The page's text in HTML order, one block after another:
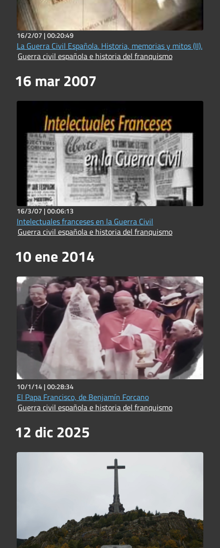
16/2/07 |00:20:49
La Guerra Civil Española. Historia, memorias y mitos (II).
Guerra civil española e historia del franquismo
16 mar 2007
16/3/07 |00:06:13
Intelectuales franceses en la Guerra Civil
Guerra civil española e historia del franquismo
10 ene 2014
10/1/14 |00:28:34
El Papa Francisco, de Benjamín Forcano
Guerra civil española e historia del franquismo
12 dic 2025